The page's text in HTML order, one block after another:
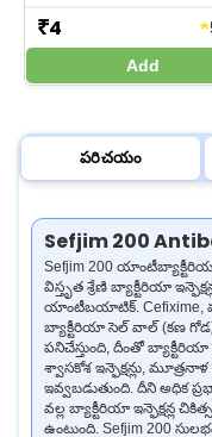
₹4 ★
Add
పరిచయం
Sefjim 200
Sefjim 200
విస్తృత శ్రేణి బ్యాక్టీరియా
యాంటీబయాటిక్. Cefixime,
బ్యాక్టీరియా సెల్ వాల్ (కణ
పనిచేస్తుంది, దీంతో
శ్వాసకోశ ఇన్ఫెక్షన్లు, మూత్రనాళ
ఇవ్వబడుతుంది. దీని అధిక
వల్ల బ్యాక్టీరియా ఇన్ఫెక్షన్ల
ఉంటుంది. Sefjim 200